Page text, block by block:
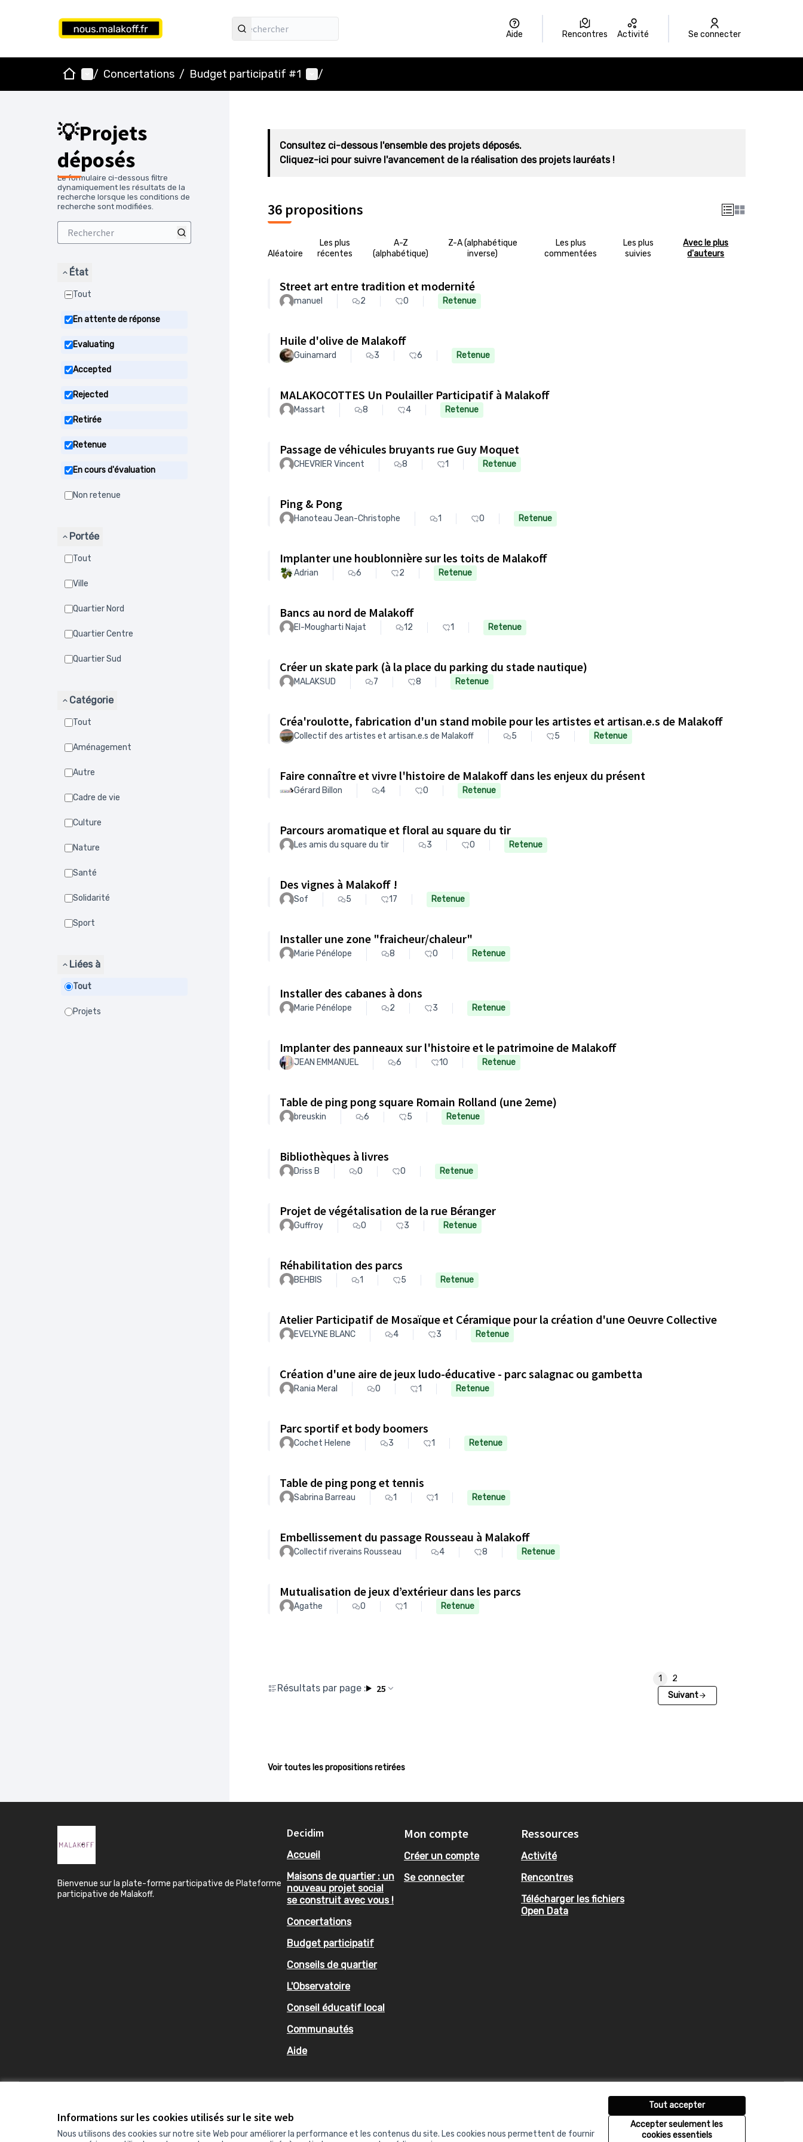
Informations sur les cookies utilisés sur le site web
Nous utilisons des cookies sur notre site Web pour améliorer la performance et les contenus du site. Les cookies nous permettent de fournir
Tout accepter
Accepter seulement les
cookies essentiels
Aide Rencontres Activité Se connecter
AccueilMenu principal
/ Concertations / Budget participatif #1 Menu utilisateur
/
💡Projets
déposés
Le formulaire ci-dessous filtre
dynamiquement les résultats de la
recherche lorsque les conditions de
recherche sont modifiées.
État
Tout
En attente de réponse
Evaluating
Accepted
Rejected
Retirée
Retenue
En cours d'évaluation
Non retenue
Portée
Tout
Ville
Quartier Nord
Quartier Centre
Quartier Sud
Catégorie
Tout
Aménagement
Autre
Cadre de vie
Culture
Nature
Santé
Solidarité
Sport
Liées à
Tout
Projets
Consultez ci-dessous l'ensemble des projets déposés.
Cliquez-ici pour suivre l'avancement de la réalisation des projets lauréats !
36 propositions
Aléatoire
Les plus
récentes
A-Z
(alphabétique)
Z-A (alphabétique
inverse)
Les plus
commentées
Les plus
suivies
Avec le plus
d'auteurs
Street art entre tradition et modernité
manuel 2 0 Retenue
Huile d'olive de Malakoff
Guinamard 3 6 Retenue
MALAKOCOTTES Un Poulailler Participatif à Malakoff
Massart 8 4 Retenue
Passage de véhicules bruyants rue Guy Moquet
CHEVRIER Vincent 8 1 Retenue
Ping & Pong
Hanoteau Jean-Christophe 1 0 Retenue
Implanter une houblonnière sur les toits de Malakoff
Adrian 6 2 Retenue
Bancs au nord de Malakoff
El-Mougharti Najat 12 1 Retenue
Créer un skate park (à la place du parking du stade nautique)
MALAKSUD 7 8 Retenue
Créa'roulotte, fabrication d'un stand mobile pour les artistes et artisan.e.s de Malakoff
Collectif des artistes et artisan.e.s de Malakoff 5 5 Retenue
Faire connaître et vivre l'histoire de Malakoff dans les enjeux du présent
Gérard Billon 4 0 Retenue
Parcours aromatique et floral au square du tir
Les amis du square du tir 3 0 Retenue
Des vignes à Malakoff !
Sof 5 17 Retenue
Installer une zone "fraicheur/chaleur"
Marie Pénélope 8 0 Retenue
Installer des cabanes à dons
Marie Pénélope 2 3 Retenue
Implanter des panneaux sur l'histoire et le patrimoine de Malakoff
JEAN EMMANUEL 6 10 Retenue
Table de ping pong square Romain Rolland (une 2eme)
breuskin 6 5 Retenue
Bibliothèques à livres
Driss B 0 0 Retenue
Projet de végétalisation de la rue Béranger
Guffroy 0 3 Retenue
Réhabilitation des parcs
BEHBIS 1 5 Retenue
Atelier Participatif de Mosaïque et Céramique pour la création d'une Oeuvre Collective
EVELYNE BLANC 4 3 Retenue
Création d'une aire de jeux ludo-éducative - parc salagnac ou gambetta
Rania Meral 0 1 Retenue
Parc sportif et body boomers
Cochet Helene 3 1 Retenue
Table de ping pong et tennis
Sabrina Barreau 1 1 Retenue
Embellissement du passage Rousseau à Malakoff
Collectif riverains Rousseau 4 8 Retenue
Mutualisation de jeux d’extérieur dans les parcs
Agathe 0 1 Retenue
Résultats par page : 25
1
2
Suivant
Voir toutes les propositions retirées
Bienvenue sur la plate-forme participative de Plateforme
participative de Malakoff.
Decidim
Accueil
Maisons de quartier : un
nouveau projet social
se construit avec vous !
Concertations
Budget participatif
Conseils de quartier
L'Observatoire
Conseil éducatif local
Communautés
Aide
Mon compte
Créer un compte
Se connecter
Ressources
Activité
Rencontres
Télécharger les fichiers
Open Data